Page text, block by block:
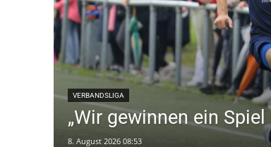
VERBANDSLIGA
„Wir gewinnen ein
8. August 2026 08:53